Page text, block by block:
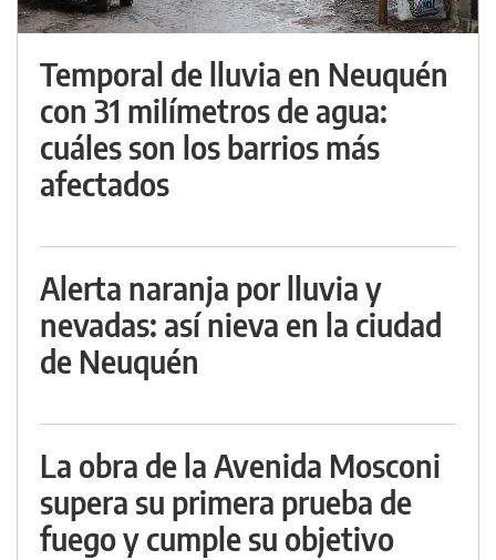
Temporal de lluvia en Neuquén
con 31 milímetros de agua:
cuáles son los barrios más
afectados
Alerta naranja por lluvia y
nevadas: así nieva en la ciudad
de Neuquén
La obra de la Avenida Mosconi
supera su primera prueba de
fuego y cumple su objetivo